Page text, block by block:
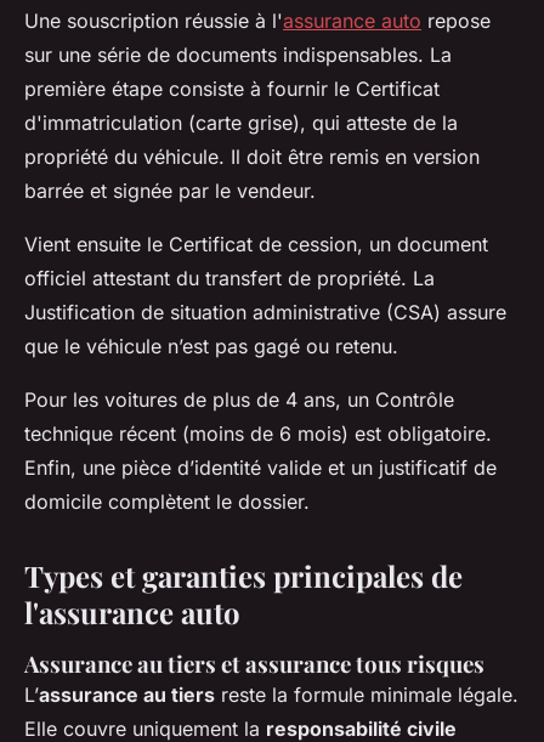
Une souscription réussie à l'assurance auto repose
sur une série de documents indispensables. La
première étape consiste à fournir le Certificat
d'immatriculation (carte grise), qui atteste de la
propriété du véhicule. Il doit être remis en version
barrée et signée par le vendeur.
Vient ensuite le Certificat de cession, un document
officiel attestant du transfert de propriété. La
Justification de situation administrative (CSA) assure
que le véhicule n’est pas gagé ou retenu.
Pour les voitures de plus de 4 ans, un Contrôle
technique récent (moins de 6 mois) est obligatoire.
Enfin, une pièce d’identité valide et un justificatif de
domicile complètent le dossier.
Types et garanties principales de
l'assurance auto
Assurance au tiers et assurance tous risques
L’assurance au tiers reste la formule minimale légale.
Elle couvre uniquement la responsabilité civile